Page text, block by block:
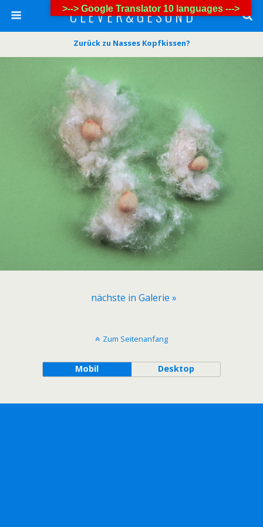
C L E V E R & G E S U N D
Zurück zu Nasses Kopfkissen?
nächste in Galerie »
Zum Seitenanfang
Mobil Desktop
>--> Google Translator 10 languages --->